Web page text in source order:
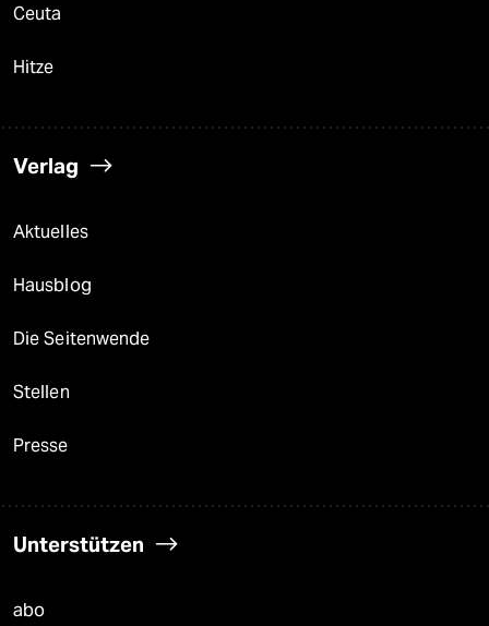
Ceuta
Hitze
Verlag
Aktuelles
Hausblog
Die Seitenwende
Stellen
Presse
Unterstützen
abo